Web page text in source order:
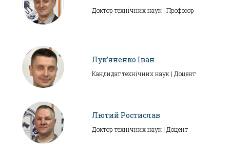
Доктор технічних наук | Професор
Лук’яненко Іван
Кандидат технічних наук | Доцент
Лютий Ростислав
Доктор технічних наук | Доцент